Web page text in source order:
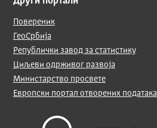
Повереник
ГеоСрбија
Републички завод за статистику
Циљеви одрживог развоја
Министарство просвете
Европски портал отворених података